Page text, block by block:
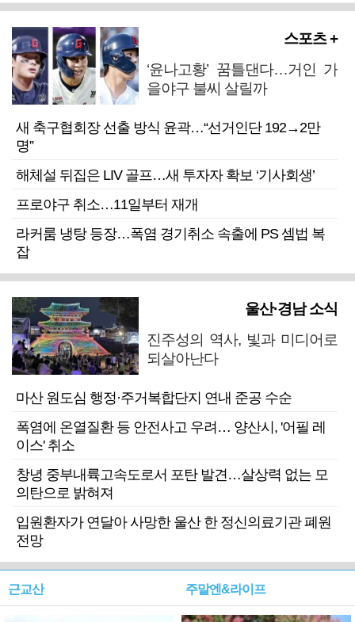
스포츠 +
‘윤나고황’ 꿈틀댄다…거인 가
을야구 불씨 살릴까
새 축구협회장 선출 방식 윤곽…“선거인단 192→2만
명”
해체설 뒤집은 LIV 골프…새 투자자 확보 ‘기사회생’
프로야구 취소…11일부터 재개
라커룸 냉탕 등장…폭염 경기취소 속출에 PS 셈법 복
잡
울산·경남 소식
진주성의 역사, 빛과 미디어로
되살아난다
마산 원도심 행정·주거복합단지 연내 준공 수순
폭염에 온열질환 등 안전사고 우려… 양산시, '어필 레
이스' 취소
창녕 중부내륙고속도로서 포탄 발견…살상력 없는 모
의탄으로 밝혀져
입원환자가 연달아 사망한 울산 한 정신의료기관 폐원
전망
근교산 주말엔&라이프